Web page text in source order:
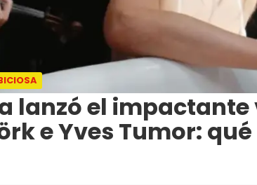
lanzó el impactante
e Yves Tumor: